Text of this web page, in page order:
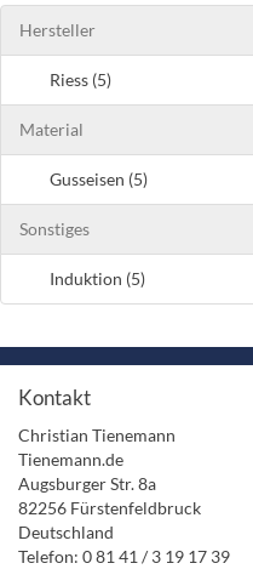
Hersteller
Riess (5)
Material
Gusseisen (5)
Sonstiges
Induktion (5)
Kontakt
Christian Tienemann
Tienemann.de
Augsburger Str. 8a
82256 Fürstenfeldbruck
Deutschland
Telefon: 0 81 41 / 3 19 17 39